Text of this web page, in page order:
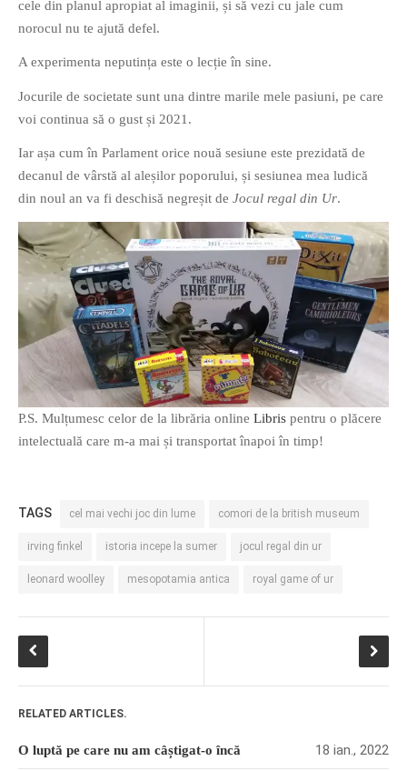
cele din planul apropiat al imaginii, și să vezi cu jale cum
norocul nu te ajută defel.
A experimenta neputința este o lecție în sine.
Jocurile de societate sunt una dintre marile mele pasiuni, pe care
voi continua să o gust și 2021.
Iar așa cum în Parlament orice nouă sesiune este prezidată de
decanul de vârstă al aleșilor poporului, și sesiunea mea ludică
din noul an va fi deschisă negreșit de Jocul regal din Ur.
P.S. Mulțumesc celor de la librăria online Libris pentru o plăcere
intelectuală care m-a mai și transportat înapoi în timp!
TAGS cel mai vechi joc din lume comori de la british museum
irving finkel istoria incepe la sumer jocul regal din ur
leonard woolley mesopotamia antica royal game of ur
RELATED ARTICLES.
O luptă pe care nu am câștigat-o încă 18 ian., 2022